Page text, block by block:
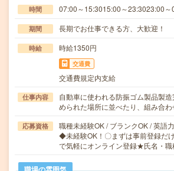
時間 07:00～15:3015:00～23:3023:00～
期間 長期でお仕事できる方、大歓迎！
時給 時給1350円
交通費
交通費規定内支給
仕事内容
自動車に使われる防振ゴム製品製
められた場所に並べたり、組み合
応募資格
職種未経験OK / ブランクOK / 英語
◆未経験OK！〇まずは事前登録だ
で気軽にオンライン登録★氏名・